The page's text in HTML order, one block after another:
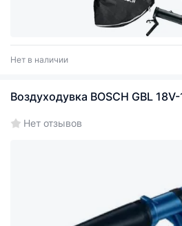
Нет в наличии
Воздуходувка BOSCH GBL
Нет отзывов